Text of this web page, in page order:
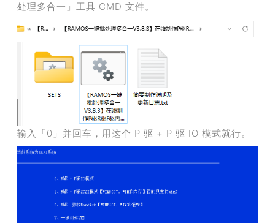
处理多合一」工具 CMD 文件。
输入「0」并回车，用这个 P 驱 + P 驱 IO 模式就行。